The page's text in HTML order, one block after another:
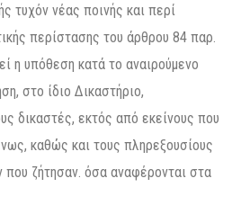
τυχόν νέας ποινής και περί
περίστασης του άρθρου 84 παρ.
η υπόθεση κατά το αναιρούμενο
στο ίδιο Δικαστήριο,
δικαστές, εκτός από εκείνους που
καθώς και τους πληρεξουσίους
που ζήτησαν. όσα αναφέρονται στα